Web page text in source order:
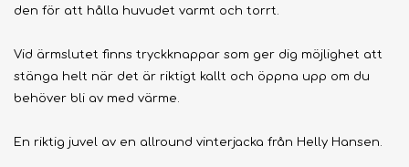
den för att hålla huvudet varmt och torrt.
Vid ärmslutet finns tryckknappar som ger dig möjlighet att
stänga helt när det är riktigt kallt och öppna upp om du
behöver bli av med värme.
En riktig juvel av en allround vinterjacka från Helly Hansen.